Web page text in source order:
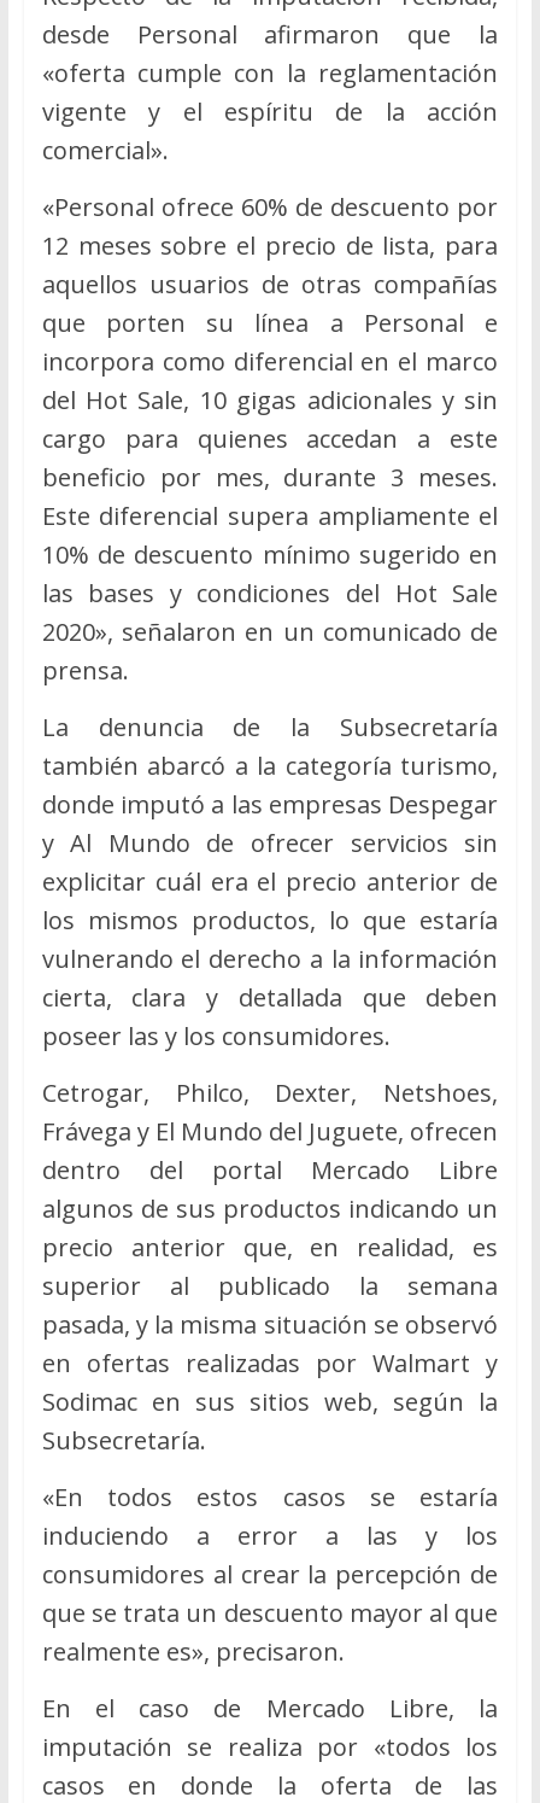
desde Personal afirmaron que la
«oferta cumple con la reglamentación
vigente y el espíritu de la acción
comercial».
«Personal ofrece 60% de descuento por
12 meses sobre el precio de lista, para
aquellos usuarios de otras compañías
que porten su línea a Personal e
incorpora como diferencial en el marco
del Hot Sale, 10 gigas adicionales y sin
cargo para quienes accedan a este
beneficio por mes, durante 3 meses.
Este diferencial supera ampliamente el
10% de descuento mínimo sugerido en
las bases y condiciones del Hot Sale
2020», señalaron en un comunicado de
prensa.
La denuncia de la Subsecretaría
también abarcó a la categoría turismo,
donde imputó a las empresas Despegar
y Al Mundo de ofrecer servicios sin
explicitar cuál era el precio anterior de
los mismos productos, lo que estaría
vulnerando el derecho a la información
cierta, clara y detallada que deben
poseer las y los consumidores.
Cetrogar, Philco, Dexter, Netshoes,
Frávega y El Mundo del Juguete, ofrecen
dentro del portal Mercado Libre
algunos de sus productos indicando un
precio anterior que, en realidad, es
superior al publicado la semana
pasada, y la misma situación se observó
en ofertas realizadas por Walmart y
Sodimac en sus sitios web, según la
Subsecretaría.
«En todos estos casos se estaría
induciendo a error a las y los
consumidores al crear la percepción de
que se trata un descuento mayor al que
realmente es», precisaron.
En el caso de Mercado Libre, la
imputación se realiza por «todos los
casos en donde la oferta de las